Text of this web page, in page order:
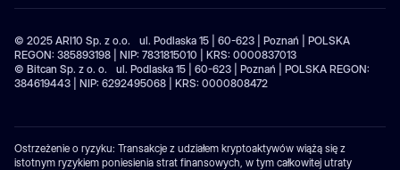
© 2025 ARI10 Sp. z o.o. ul. Podlaska 15 | 60-623 | Poznań | POLSKA
REGON: 385893198 | NIP: 7831815010 | KRS: 0000837013
© Bitcan Sp. z o. o. ul. Podlaska 15 | 60-623 | Poznań | POLSKA REGON:
384619443 | NIP: 6292495068 | KRS: 0000808472
Ostrzeżenie o ryzyku: Transakcje z udziałem kryptoaktywów wiążą się z
istotnym ryzykiem poniesienia strat finansowych, w tym całkowitej utraty